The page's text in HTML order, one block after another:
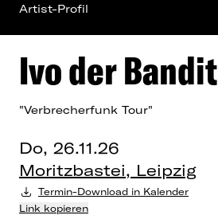
Ivo der Bandit
"Verbrecherfunk Tour"
Do, 26.11.26
Moritzbastei, Leipzig
Termin-Download in Kalender
Link kopieren
Artist-Profil